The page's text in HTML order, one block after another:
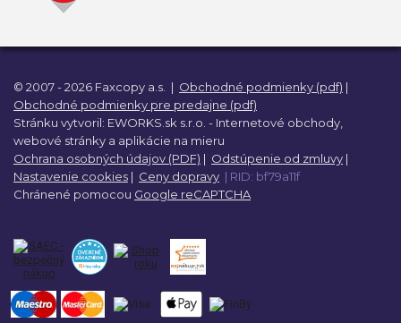
© 2007 - 2026 Faxcopy a.s. | Obchodné podmienky (pdf) |
Obchodné podmienky pre predajne (pdf)
Stránku vytvoril: EWORKS.sk s.r.o. - Internetové obchody,
webové stránky a aplikácie na mieru
Ochrana osobných údajov (PDF) | Odstúpenie od zmluvy |
Nastavenie cookies | Ceny dopravy | RID: bf79a11f
Chránené pomocou Google reCAPTCHA